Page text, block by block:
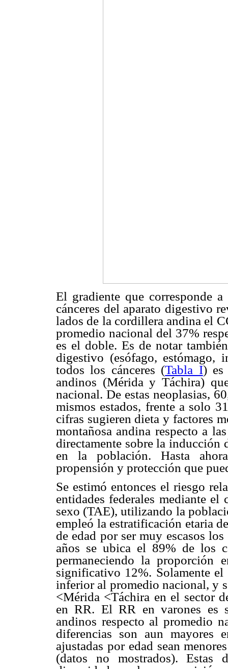
El gradiente que corresponde
cánceres del aparato digestivo
lados de la cordillera andina el
promedio nacional del 37%
es el doble. Es de notar
digestivo (esófago, estómago,
todos los cánceres (Tabla I) es
andinos (Mérida y Táchira)
nacional. De estas neoplasias,
mismos estados, frente a solo
cifras sugieren dieta y factores
montañosa andina respecto a
directamente sobre la inducción
en la población. Hasta
propensión y protección que
Se estimó entonces el riesgo
entidades federales mediante el
sexo (TAE), utilizando la
empleó la estratificación etaria
de edad por ser muy escasos
años se ubica el 89% de los
permaneciendo la
significativo 12%. Solamente
inferior al promedio nacional, y
<Mérida <Táchira en el sector
en RR. El RR en varones es
andinos respecto al promedio
diferencias son aun mayores
ajustadas por edad sean
(datos no mostrados). Estas